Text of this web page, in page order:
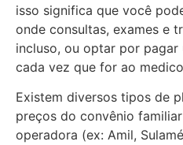
isso significa que você
onde consultas, exames e
incluso, ou optar por pagar
cada vez que for ao
Existem diversos tipos de
preços do convênio
operadora (ex: Amil,